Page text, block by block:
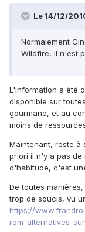
Le 14/12/
Normalement
Wildfire, il n'est
L'information a été
disponible sur
gourmand, et au
moins de
Maintenant, reste à
priori il n'y a pas de
d'habitude, c'est
De toutes
trop de soucis, vu
https://
rom-alternatives-